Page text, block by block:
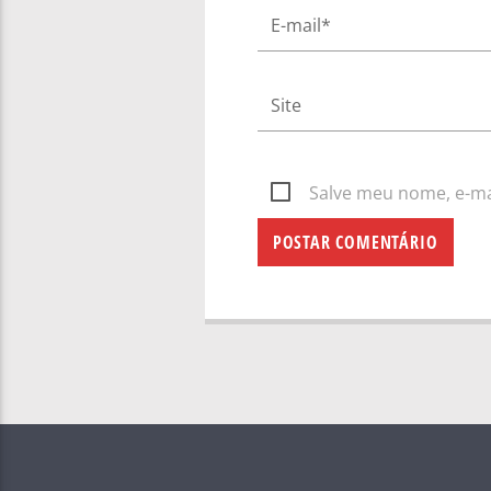
Salve meu nome, e-